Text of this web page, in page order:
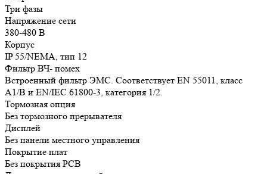
Три фазы
Напряжение сети
380-480 В
Корпус
IP 55/NEMA, тип 12
Фильтр ВЧ- помех
Встроенный фильтр ЭМС. Соответствует EN 55011, класс
A1/B и EN/IEC 61800-3, категория 1/2.
Тормозная опция
Без тормозного прерывателя
Дисплей
Без панели местного управления
Покрытие плат
Без покрытия РСВ